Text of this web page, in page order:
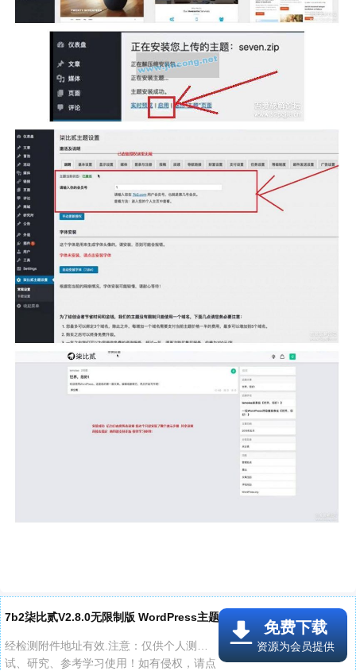
7b2柒比贰V2.8.0无限制版 WordPress主题..线报附件
经检测附件地址有效.注意：仅供个人测
试、研究、参考学习使用！如有侵权，请点
免费下载
资源为会员提供